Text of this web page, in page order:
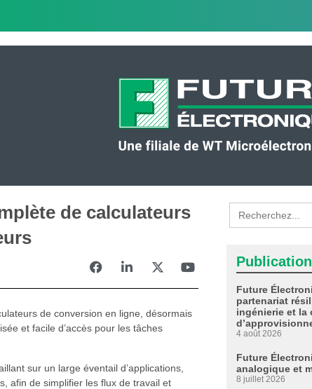
de calculateurs
de conversion en ligne, désormais
et facile d’accès pour les tâches
sur un large éventail d’applications,
afin de simplifier les flux de travail et
Search
for:
Future
partenariat
ingénierie et la
4 août 2026
Future
analogique et
8 juillet 2026